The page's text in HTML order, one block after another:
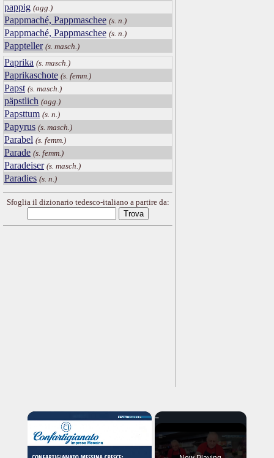
pappig (agg.)
Pappmaché, Pappmaschee (s. n.)
Pappmaché, Pappmaschee (s. n.)
Pappteller (s. masch.)
Paprika (s. masch.)
Paprikaschote (s. femm.)
Papst (s. masch.)
päpstlich (agg.)
Papsttum (s. n.)
Papyrus (s. masch.)
Parabel (s. femm.)
Parade (s. femm.)
Paradeiser (s. masch.)
Paradies (s. n.)
Sfoglia il dizionario tedesco-italiano a partire da:
×